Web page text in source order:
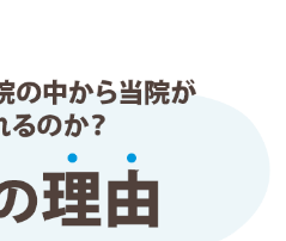
動きが取れなかったところに
てとても助かりました。再発